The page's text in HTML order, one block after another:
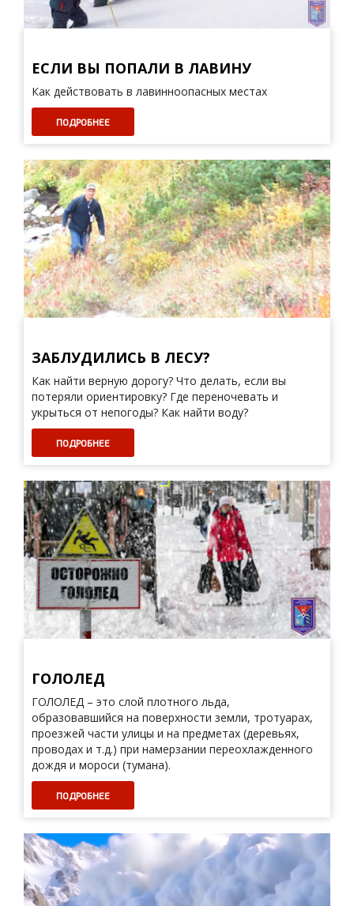
ЕСЛИ ВЫ ПОПАЛИ В ЛАВИНУ
Как действовать в лавинноопасных местах
ПОДРОБНЕЕ
ЗАБЛУДИЛИСЬ В ЛЕСУ?
Как найти верную дорогу? Что делать, если вы
потеря­ли ориентировку? Где переночевать и
укрыться от непогоды? Как найти воду?
ПОДРОБНЕЕ
ГОЛОЛЕД
ГОЛОЛЕД – это слой плотного льда,
образовавшийся на поверхности земли, тротуарах,
проезжей части улицы и на предметах (деревьях,
проводах и т.д.) при намерзании переохлажденного
дождя и мороси (тумана).
ПОДРОБНЕЕ